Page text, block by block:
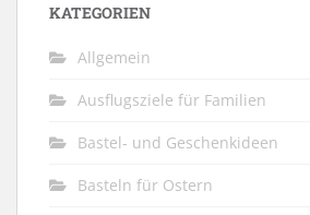
KATEGORIEN
Allgemein
Ausflugsziele für Familien
Bastel- und Geschenkideen
Basteln für Ostern